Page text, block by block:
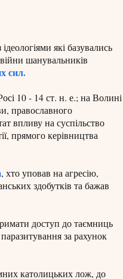
які базувались
шанувальників
сил.
10 - 14 ст. н. е.; на Волині
православного
впливу на суспільство
прямого керівництва
, хто уповав на агресію,
здобутків та бажав
доступ до таємниць
за рахунок
католицьких лож, до